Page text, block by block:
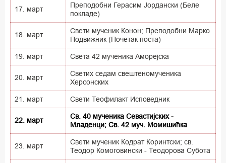
17. март
Преподобни Герасим Јордански (Беле
покладе)
18. март
Свети мученик Конон; Преподобни Марко
Подвижник (Почетак поста)
19. март Света 42 мученика Аморејска
20. март
Светих седам свештеномученика
Херсонских
21. март Свети Теофилакт Исповедник
22. март
Св. 40 мученика Севастијских -
Младенци; Св. 42 муч. Момишићка
23. март
Свети мученик Кодрат Коринтски; св.
Теодор Комоговински - Теодорова Субота